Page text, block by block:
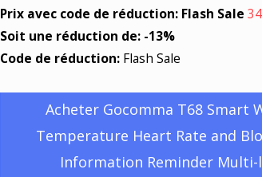
Prix avec code de réduction: Flash Sale
Soit une réduction de: -13%
Code de réduction: Flash Sale
Acheter Gocomma T68 Smart
Temperature Heart Rate and
Information Reminder Multi-